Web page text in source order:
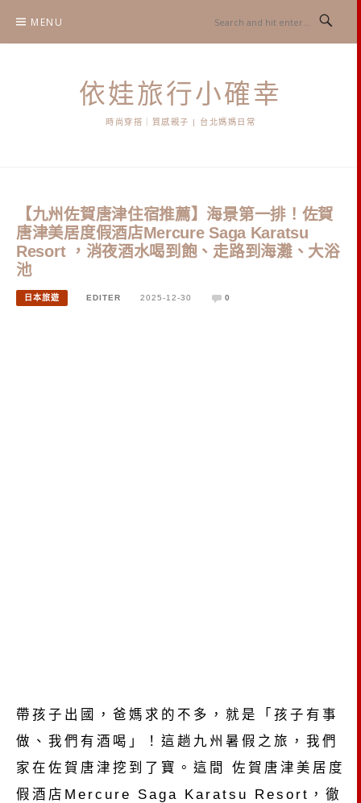
content
MENU
依娃旅行小確幸
時尚穿搭｜質感親子 | 台北媽媽日常
【九州佐賀唐津住宿推薦】海景第一排！佐賀
唐津美居度假酒店Mercure Saga Karatsu
Resort ，消夜酒水喝到飽、走路到海灘、大浴
池
日本旅遊 EDITER 2025-12-30 0
帶孩子出國，爸媽求的不多，就是「孩子有事
做、我們有酒喝」！這趟九州暑假之旅，我們
家在佐賀唐津挖到了寶。這間 佐賀唐津美居度
假酒店Mercure Saga Karatsu Resort，徹